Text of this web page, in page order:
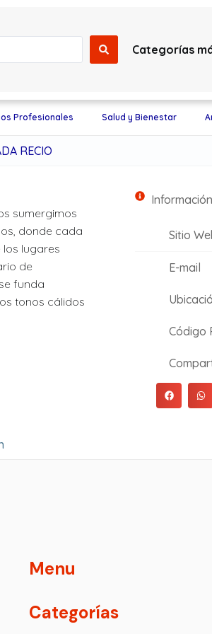
Categorías
Profesionales Salud y Bienestar
RECIO
sumergimos
donde cada
lugares
de
funda
tonos cálidos
Sitio
E-mail
Código
Menu
Categorías